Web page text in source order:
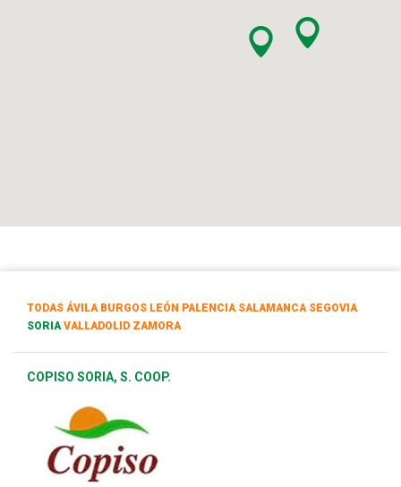
TODAS ÁVILA BURGOS LEÓN PALENCIA SALAMANCA SEGOVIA
SORIA VALLADOLID ZAMORA
COPISO SORIA, S. COOP.